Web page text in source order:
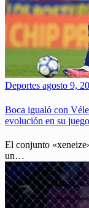
Deportes agosto 9,
Boca igualó con
evolución en su juego
El conjunto
un…